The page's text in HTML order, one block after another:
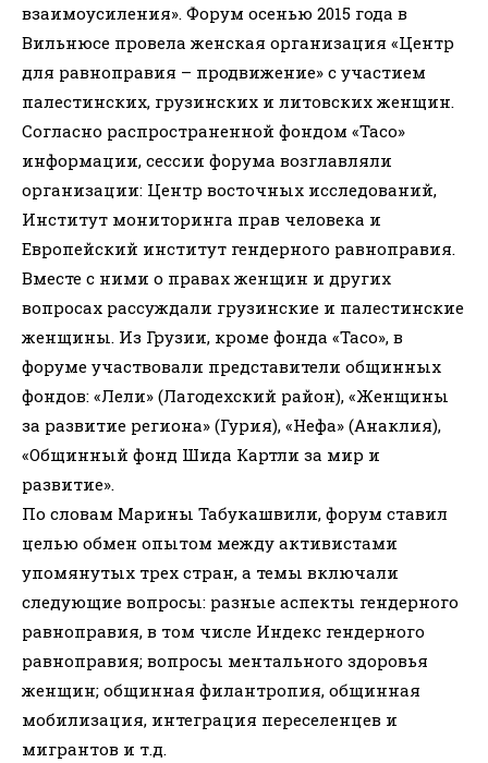
взаимоусиления». Форум осенью 2015 года в
Вильнюсе провела женская организация «Центр
для равноправия – продвижение» с участием
палестинских, грузинских и литовских женщин.
Согласно распространенной фондом «Тасо»
информации, сессии форума возглавляли
организации: Центр восточных исследований,
Институт мониторинга прав человека и
Европейский институт гендерного равноправия.
Вместе с ними о правах женщин и других
вопросах рассуждали грузинские и палестинские
женщины. Из Грузии, кроме фонда «Тасо», в
форуме участвовали представители общинных
фондов: «Лели» (Лагодехский район), «Женщины
за развитие региона» (Гурия), «Нефа» (Анаклия),
«Общинный фонд Шида Картли за мир и
развитие».
По словам Марины Табукашвили, форум ставил
целью обмен опытом между активистами
упомянутых трех стран, а темы включали
следующие вопросы: разные аспекты гендерного
равноправия, в том числе Индекс гендерного
равноправия; вопросы ментального здоровья
женщин; общинная филантропия, общинная
мобилизация, интеграция переселенцев и
мигрантов и т.д.